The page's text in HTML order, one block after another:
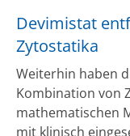
Devimistat
Zytostatika
Weiterhin haben
Kombination von
mathematischen
mit klinisch